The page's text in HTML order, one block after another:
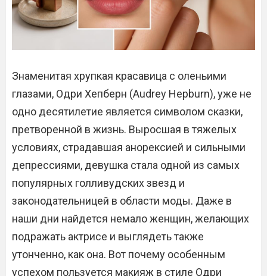
Знаменитая хрупкая красавица с оленьими
глазами, Одри Хепберн (Audrey Hepburn), уже не
одно десятилетие является символом сказки,
претворенной в жизнь. Выросшая в тяжелых
условиях, страдавшая анорексией и сильными
депрессиями, девушка стала одной из самых
популярных голливудских звезд и
законодательницей в области моды. Даже в
наши дни найдется немало женщин, желающих
подражать актрисе и выглядеть также
утонченно, как она. Вот почему особенным
успехом пользуется макияж в стиле Одри